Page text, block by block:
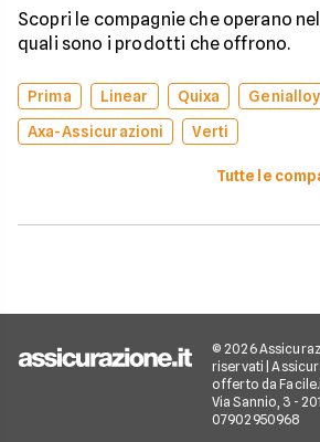
Scopri le compagnie che operano
quali sono i prodotti che offrono.
Prima Linear Quixa
Axa-Assicurazioni
Verti
Tutte le
© 2026
riservati |
offerto da
Via Sannio, 3 -
07902950968